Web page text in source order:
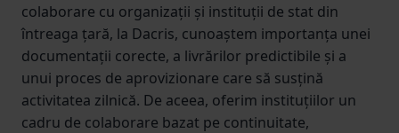
colaborare cu organizații și instituții de stat din
întreaga țară, la Dacris, cunoaștem importanța unei
documentații corecte, a livrărilor predictibile și a
unui proces de aprovizionare care să susțină
activitatea zilnică. De aceea, oferim instituțiilor un
cadru de colaborare bazat pe continuitate,